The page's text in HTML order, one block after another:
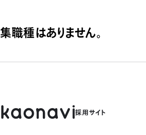
職種はありません。